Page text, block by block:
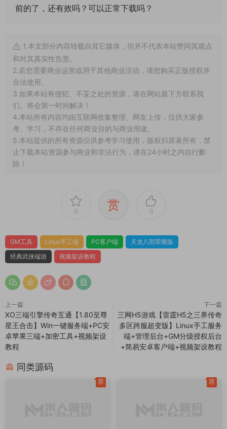
前的了，还有效吗？可以正常下载吗？
1.本文部分内容转载自其它媒体，但并不代表本站赞同其观点
和对其真实性负责。
2.若您需要商业运营或用于其他商业活动，请您购买正版授权并
合法使用。
3.如果本站有侵犯、不妥之处的资源，请在网站最下方联系我
们。将会第一时间解决！
4.本站所有内容均由互联网收集整理、网友上传，仅供大家参
考、学习，不存在任何商业目的与商业用途。
5.本站提供的所有资源仅供参考学习使用，版权归原著所有，禁
止下载本站资源参与商业和非法行为，请在24小时之内自行删
除！
0 赏 0
GM工具 Linux手工端 PC客户端
天龙八部荣耀版
经典武侠端游
视频架设教程
上一篇
XO三端引擎传奇互通【1.80至尊
星王合击】Win一键服务端+PC安
卓苹果三端+加密工具+视频架设
教程
下一篇
三网H5游戏【雷霆H5之三界传奇
多区跨服超变版】Linux手工服务
端+管理后台+GM分级授权后台
+简易安卓客户端+视频架设教程
同类源码
荐 荐